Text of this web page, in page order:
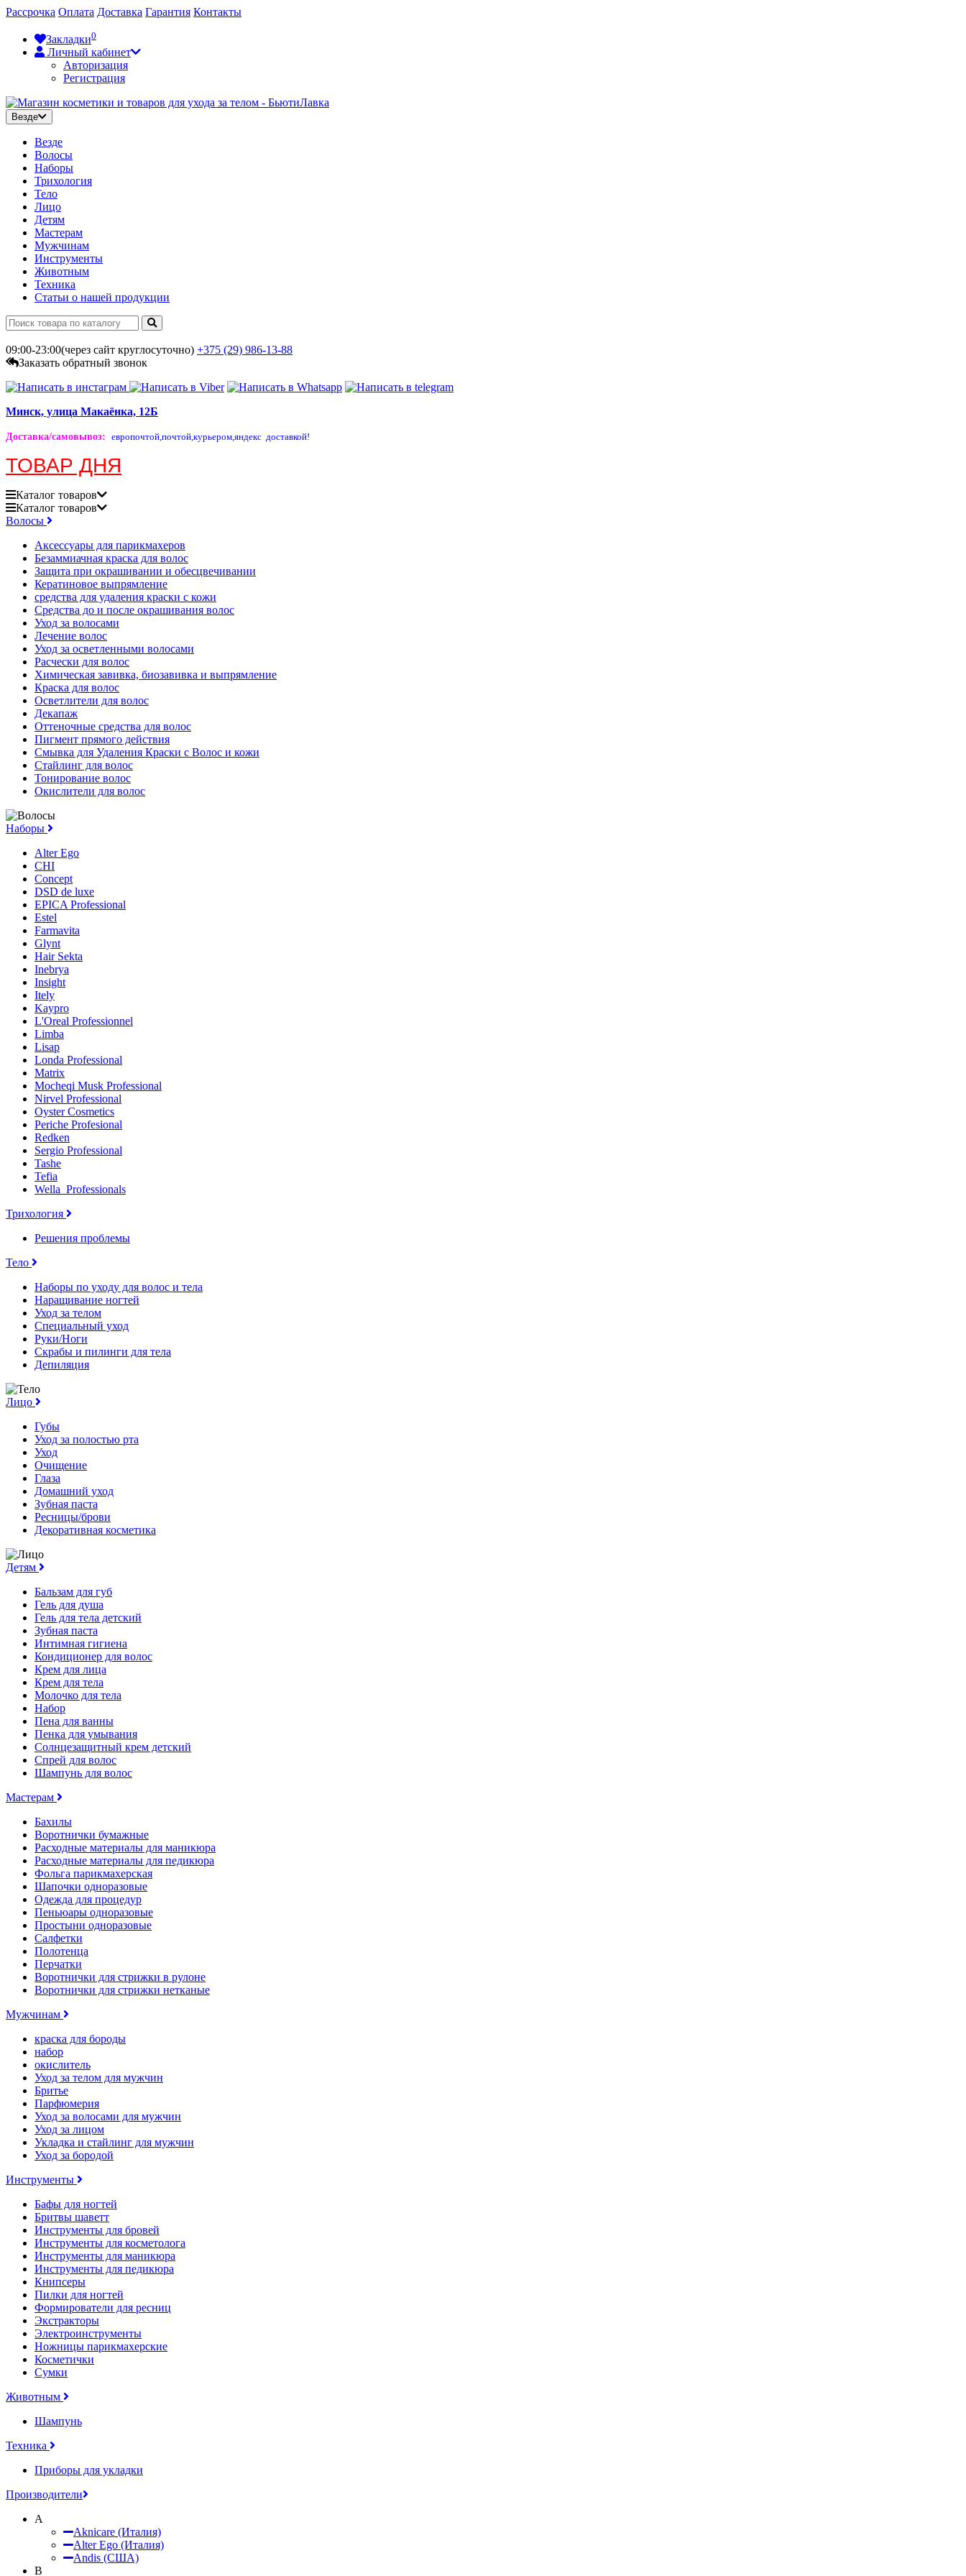
Рассрочка Оплата Доставка Гарантия Контакты
Закладки0
Личный кабинет
Авторизация
Регистрация
Везде
Везде
Волосы
Наборы
Трихология
Тело
Лицо
Детям
Мастерам
Мужчинам
Инструменты
Животным
Техника
Статьи о нашей продукции
09:00-23:00(через сайт круглосуточно) +375 (29) 986-13-88
Заказать обратный звонок
Минск, улица Макаёнка, 12Б
Доставка/самовывоз: европочтой,почтой,курьером,яндекс доставкой!
ТОВАР ДНЯ
Каталог товаров
Каталог товаров
Волосы
Аксессуары для парикмахеров
Безаммиачная краска для волос
Защита при окрашивании и обесцвечивании
Кератиновое выпрямление
средства для удаления краски с кожи
Средства до и после окрашивания волос
Уход за волосами
Лечение волос
Уход за осветленными волосами
Расчески для волос
Химическая завивка, биозавивка и выпрямление
Краска для волос
Осветлители для волос
Декапаж
Оттеночные средства для волос
Пигмент прямого действия
Смывка для Удаления Краски с Волос и кожи
Стайлинг для волос
Тонирование волос
Окислители для волос
Наборы
Alter Ego
CHI
Concept
DSD de luxe
EPICA Professional
Estel
Farmavita
Glynt
Hair Sekta
Inebrya
Insight
Itely
Kaypro
L'Oreal Professionnel
Limba
Lisap
Londa Professional
Matrix
Mocheqi Musk Professional
Nirvel Professional
Oyster Cosmetics
Periche Profesional
Redken
Sergio Professional
Tashe
Tefia
Wella_Professionals
Трихология
Решения проблемы
Тело
Наборы по уходу для волос и тела
Наращивание ногтей
Уход за телом
Специальный уход
Руки/Ноги
Скрабы и пилинги для тела
Депиляция
Лицо
Губы
Уход за полостью рта
Уход
Очищение
Глаза
Домашний уход
Зубная паста
Ресницы/брови
Декоративная косметика
Детям
Бальзам для губ
Гель для душа
Гель для тела детский
Зубная паста
Интимная гигиена
Кондиционер для волос
Крем для лица
Крем для тела
Молочко для тела
Набор
Пена для ванны
Пенка для умывания
Солнцезащитный крем детский
Спрей для волос
Шампунь для волос
Мастерам
Бахилы
Воротнички бумажные
Расходные материалы для маникюра
Расходные материалы для педикюра
Фольга парикмахерская
Шапочки одноразовые
Одежда для процедур
Пеньюары одноразовые
Простыни одноразовые
Салфетки
Полотенца
Перчатки
Воротнички для стрижки в рулоне
Воротнички для стрижки нетканые
Мужчинам
краска для бороды
набор
окислитель
Уход за телом для мужчин
Бритье
Парфюмерия
Уход за волосами для мужчин
Уход за лицом
Укладка и стайлинг для мужчин
Уход за бородой
Инструменты
Бафы для ногтей
Бритвы шаветт
Инструменты для бровей
Инструменты для косметолога
Инструменты для маникюра
Инструменты для педикюра
Книпсеры
Пилки для ногтей
Формирователи для ресниц
Экстракторы
Электроинструменты
Ножницы парикмахерские
Косметички
Сумки
Животным
Шампунь
Техника
Приборы для укладки
Производители
A
Aknicare (Италия)
Alter Ego (Италия)
Andis (США)
B